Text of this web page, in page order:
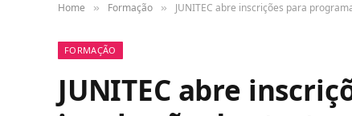
Home » Formação » JUNITEC abre inscrições para
FORMAÇÃO
JUNITEC abre